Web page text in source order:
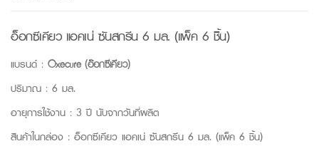
อ็อกซีเคียว แอคเน่ ซันสกรีน 6 มล. (แพ็ค 6 ชิ้น)
แบรนด์ : Oxecure (อ๊อกซีเคียว)
ปริมาณ : 6 มล.
อายุการใช้งาน : 3 ปี นับจากวันที่ผลิต
สินค้าในกล่อง : อ็อกซีเคียว แอคเน่ ซันสกรีน 6 มล. (แพ็ค 6 ชิ้น)